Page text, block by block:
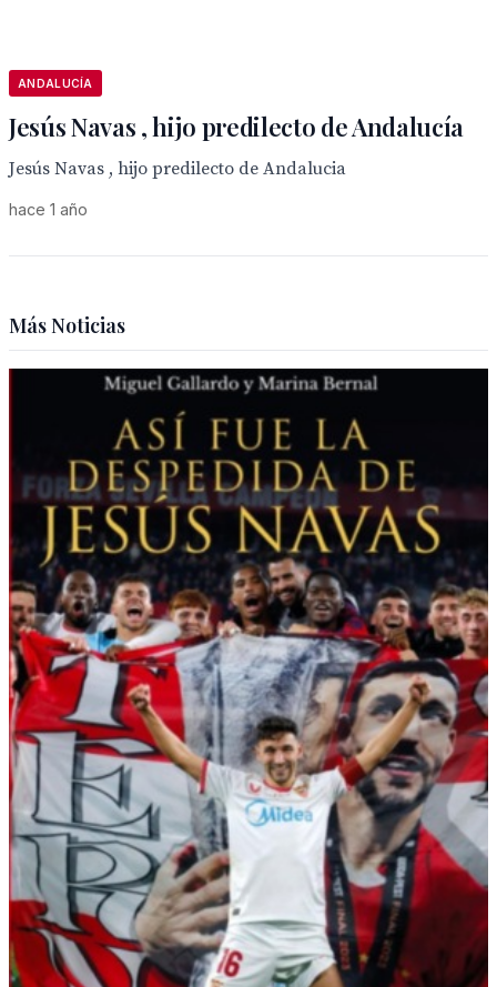
ANDALUCÍA
Jesús Navas , hijo predilecto de Andalucía
Jesús Navas , hijo predilecto de Andalucia
hace 1 año
Más Noticias